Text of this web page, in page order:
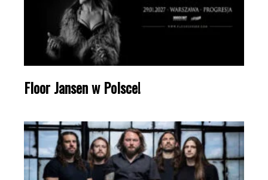
Floor Jansen w Polsce!